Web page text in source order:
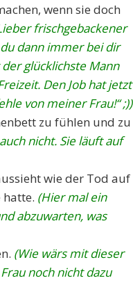
wenn sie doch
frischgebackener
dann immer bei dir
glücklichste Mann
Den Job hat jetzt
von meiner Frau!“ ;))
zu fühlen und zu
nicht. Sie läuft auf
wie der Tod auf
(Hier mal ein
abzuwarten, was
(Wie wärs mit dieser
noch nicht dazu